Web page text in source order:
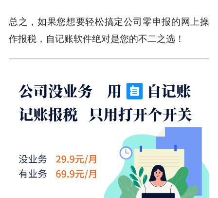
总之，如果您想要轻松搞定公司零申报的网上操
作报税，自记账软件绝对是您的不二之选！